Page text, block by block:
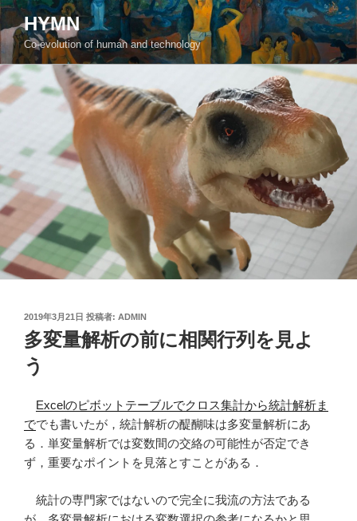
コ
ン
テ
ン
ツ
へ
プ
HYMN
Co-evolution of human and technology
投
稿
日:
2019年3月21日 投稿者: ADMIN
多変量解析の前に相関行列を見よ
う
Excelのピボットテーブルでクロス集計から統計解析ま
ででも書いたが，統計解析の醍醐味は多変量解析にあ
る．単変量解析では変数間の交絡の可能性が否定でき
ず，重要なポイントを見落とすことがある．
統計の専門家ではないので完全に我流の方法である